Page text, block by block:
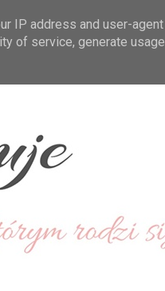
IP address and user-agent
of service, generate usage